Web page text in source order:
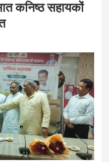
कनिष्ठ सहायकों